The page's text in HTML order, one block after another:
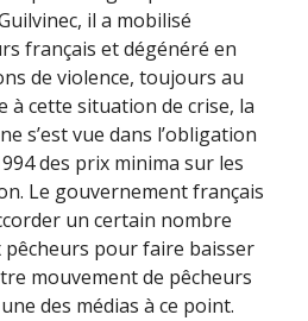
il a mobilisé
français et dégénéré en
de violence, toujours au
à cette situation de crise, la
s’est vue dans l’obligation
des prix minima sur les
Le gouvernement français
un certain nombre
pêcheurs pour faire baisser
mouvement de pêcheurs
des médias à ce point.